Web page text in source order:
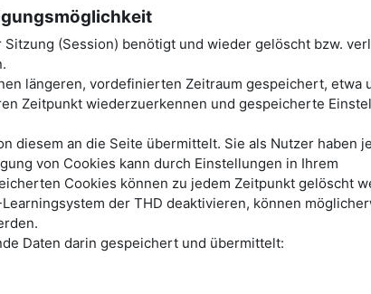
(Session) benötigt und wieder gelöscht bzw.
längeren, vordefinierten Zeitraum gespeichert, etwa
Zeitpunkt wiederzuerkennen und gespeicherte
diesem an die Seite übermittelt. Sie als Nutzer haben
von Cookies kann durch Einstellungen in Ihrem
Cookies können zu jedem Zeitpunkt gelöscht
der THD deaktivieren, können
Daten darin gespeichert und übermittelt: